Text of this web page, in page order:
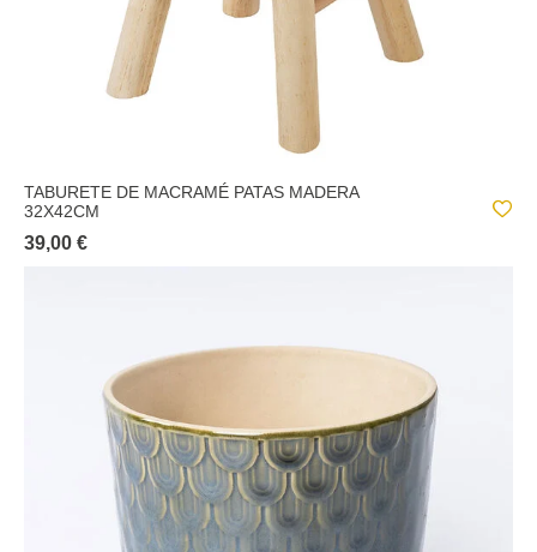
TABURETE DE MACRAMÉ PATAS MADERA
32X42CM
39,00 €